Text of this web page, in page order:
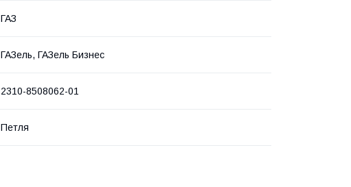
ГАЗ
ГАЗель, ГАЗель Бизнес
2310-8508062-01
Петля